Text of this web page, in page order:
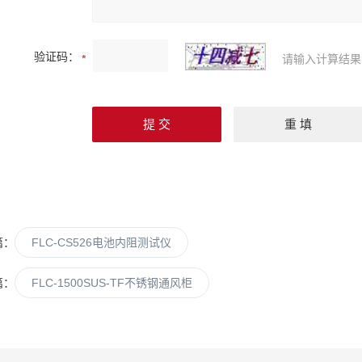
验证码： 请输入计算结
FLC-CS526电池内阻测试仪
FLC-1500SUS-TF不锈钢通风柜